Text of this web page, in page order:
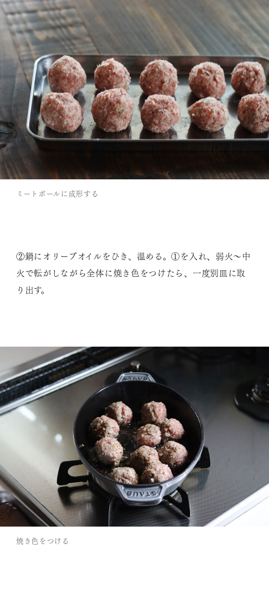
ミートボールに成形する
②鍋にオリーブオイルをひき、温める。①を入れ、弱火～中
火で転がしながら全体に焼き色をつけたら、一度別皿に取
り出す。
焼き色をつける